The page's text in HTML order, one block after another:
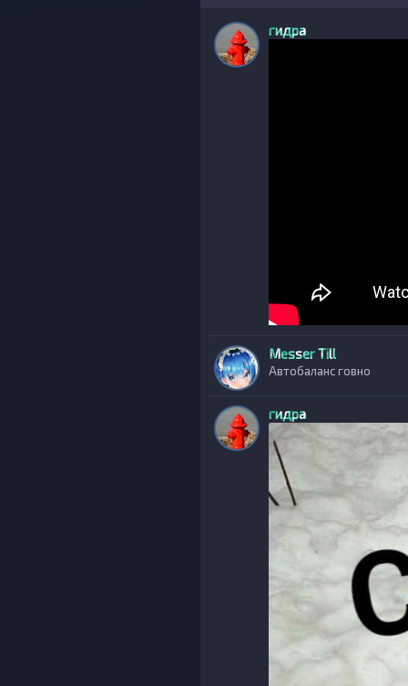
гидра
Messer Till
Автобаланс говно
гидра